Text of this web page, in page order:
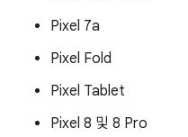
Pixel 7a
Pixel Fold
Pixel Tablet
Pixel 8 및 8 Pro